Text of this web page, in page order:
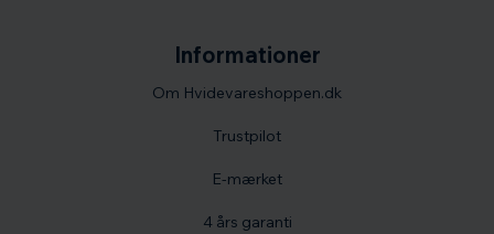
Informationer
Om Hvidevareshoppen.dk
Trustpilot
E-mærket
4 års garanti